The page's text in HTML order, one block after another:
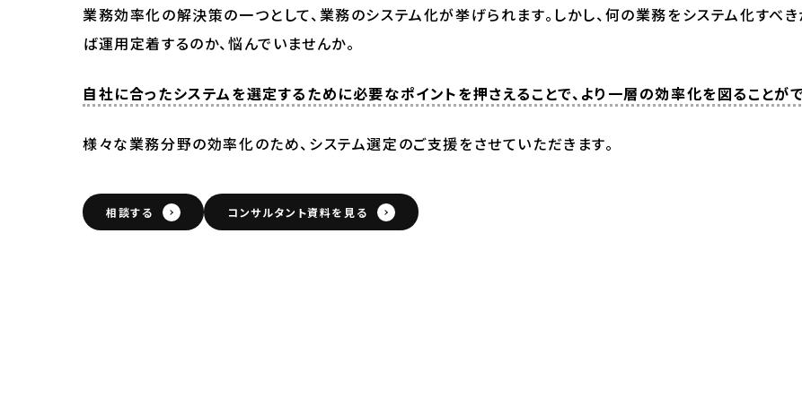
業務効率化の解決策の一つとして、業務のシステム化が挙げられます。しかし、何の業務をシステム化すべき
ば運用定着するのか、悩んでいませんか。
自社に合ったシステムを選定するために必要なポイントを押さえることで、より一層の効率化を図ることがで
様々な業務分野の効率化のため、システム選定のご支援をさせていただきます。
相談する コンサルタント資料を見る